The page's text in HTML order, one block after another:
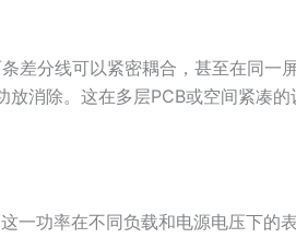
差分线可以紧密耦合，甚至在同一
放消除。这在多层PCB或空间紧凑的
一功率在不同负载和电源电压下的表